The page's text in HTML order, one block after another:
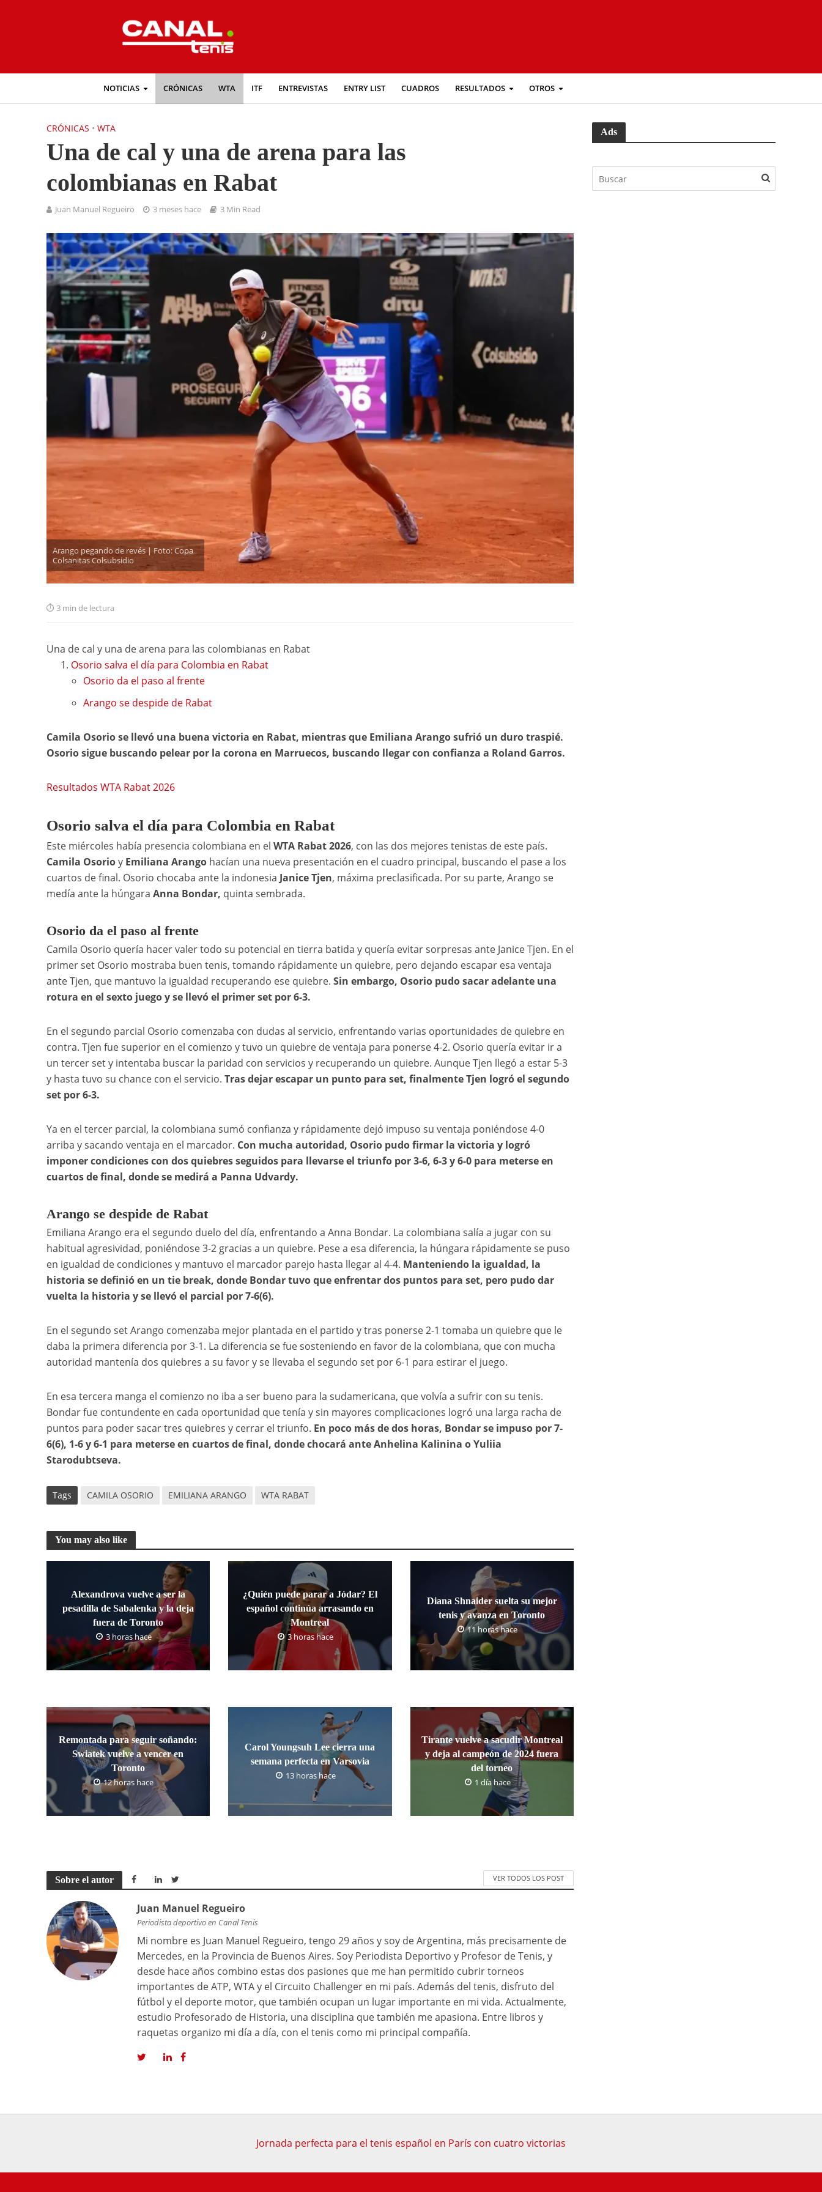
NOTICIAS CRÓNICAS WTA ITF ENTREVISTAS ENTRY LIST CUADROS RESULTADOS OTROS
CRÓNICAS • WTA
Una de cal y una de arena para las
colombianas en Rabat
Juan Manuel Regueiro 3 meses hace 3 Min Read
Arango pegando de revés | Foto: Copa
Colsanitas Colsubsidio
3 min de lectura
Una de cal y una de arena para las colombianas en Rabat
Osorio salva el día para Colombia en Rabat
Osorio da el paso al frente
Arango se despide de Rabat
Camila Osorio se llevó una buena victoria en Rabat, mientras que Emiliana Arango sufrió un duro traspié.
Osorio sigue buscando pelear por la corona en Marruecos, buscando llegar con confianza a Roland Garros.
Resultados WTA Rabat 2026
Osorio salva el día para Colombia en Rabat
Este miércoles había presencia colombiana en el WTA Rabat 2026, con las dos mejores tenistas de este país.
Camila Osorioy Emiliana Arangohacían una nueva presentación en el cuadro principal, buscando el pase a los
cuartos de final. Osorio chocaba ante la indonesia Janice Tjen, máxima preclasificada. Por su parte, Arango se
medía ante la húngara Anna Bondar, quinta sembrada.
Osorio da el paso al frente
Camila Osorio quería hacer valer todo su potencial en tierra batida y quería evitar sorpresas ante Janice Tjen. En el
primer set Osorio mostraba buen tenis, tomando rápidamente un quiebre, pero dejando escapar esa ventaja
ante Tjen, que mantuvo la igualdad recuperando ese quiebre. Sin embargo, Osorio pudo sacar adelante una
rotura en el sexto juego y se llevó el primer set por 6-3.
En el segundo parcial Osorio comenzaba con dudas al servicio, enfrentando varias oportunidades de quiebre en
contra. Tjen fue superior en el comienzo y tuvo un quiebre de ventaja para ponerse 4-2. Osorio quería evitar ir a
un tercer set y intentaba buscar la paridad con servicios y recuperando un quiebre. Aunque Tjen llegó a estar 5-3
y hasta tuvo su chance con el servicio. Tras dejar escapar un punto para set, finalmente Tjen logró el segundo
set por 6-3.
Ya en el tercer parcial, la colombiana sumó confianza y rápidamente dejó impuso su ventaja poniéndose 4-0
arriba y sacando ventaja en el marcador. Con mucha autoridad, Osorio pudo firmar la victoria y logró
imponer condiciones con dos quiebres seguidos para llevarse el triunfo por 3-6, 6-3 y 6-0 para meterse en
cuartos de final, donde se medirá a Panna Udvardy.
Arango se despide de Rabat
Emiliana Arango era el segundo duelo del día, enfrentando a Anna Bondar. La colombiana salía a jugar con su
habitual agresividad, poniéndose 3-2 gracias a un quiebre. Pese a esa diferencia, la húngara rápidamente se puso
en igualdad de condiciones y mantuvo el marcador parejo hasta llegar al 4-4. Manteniendo la igualdad, la
historia se definió en un tie break, donde Bondar tuvo que enfrentar dos puntos para set, pero pudo dar
vuelta la historia y se llevó el parcial por 7-6(6).
En el segundo set Arango comenzaba mejor plantada en el partido y tras ponerse 2-1 tomaba un quiebre que le
daba la primera diferencia por 3-1. La diferencia se fue sosteniendo en favor de la colombiana, que con mucha
autoridad mantenía dos quiebres a su favor y se llevaba el segundo set por 6-1 para estirar el juego.
En esa tercera manga el comienzo no iba a ser bueno para la sudamericana, que volvía a sufrir con su tenis.
Bondar fue contundente en cada oportunidad que tenía y sin mayores complicaciones logró una larga racha de
puntos para poder sacar tres quiebres y cerrar el triunfo. En poco más de dos horas, Bondar se impuso por 7-
6(6), 1-6 y 6-1 para meterse en cuartos de final, donde chocará ante Anhelina Kalinina o Yuliia
Starodubtseva.
Tags CAMILA OSORIO EMILIANA ARANGO WTA RABAT
You may also like
Alexandrova vuelve a ser la
pesadilla de Sabalenka y la deja
fuera de Toronto
3 horas hace
¿Quién puede parar a Jódar? El
español continúa arrasando en
Montreal
3 horas hace
Diana Shnaider suelta su mejor
tenis y avanza en Toronto
11 horas hace
Remontada para seguir soñando:
Swiatek vuelve a vencer en
Toronto
12 horas hace
Carol Youngsuh Lee cierra una
semana perfecta en Varsovia
13 horas hace
Tirante vuelve a sacudir Montreal
y deja al campeón de 2024 fuera
del torneo
1 día hace
Sobre el autor VER TODOS LOS POST
Juan Manuel Regueiro
Periodista deportivo en Canal Tenis
Mi nombre es Juan Manuel Regueiro, tengo 29 años y soy de Argentina, más precisamente de
Mercedes, en la Provincia de Buenos Aires. Soy Periodista Deportivo y Profesor de Tenis, y
desde hace años combino estas dos pasiones que me han permitido cubrir torneos
importantes de ATP, WTA y el Circuito Challenger en mi país. Además del tenis, disfruto del
fútbol y el deporte motor, que también ocupan un lugar importante en mi vida. Actualmente,
estudio Profesorado de Historia, una disciplina que también me apasiona. Entre libros y
raquetas organizo mi día a día, con el tenis como mi principal compañía.
Ads
Jornada perfecta para el tenis español en París con cuatro victorias